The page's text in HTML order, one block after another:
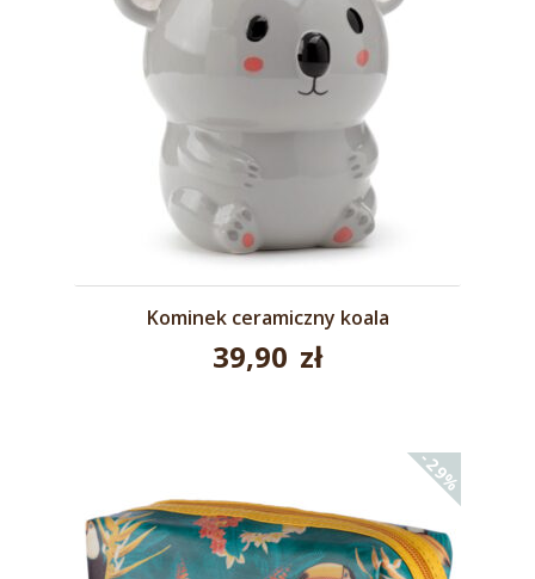
Kominek ceramiczny koala
39,90 zł
-29%